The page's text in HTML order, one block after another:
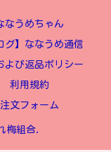
なうめちゃん
グ】ななうめ通信
よび返品ポリシー
利用規約
注文フォーム
梅組合.